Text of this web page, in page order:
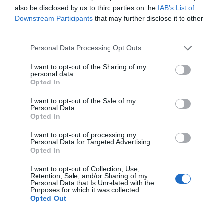
also be disclosed by us to third parties on the IAB’s List of
Downstream Participants that may further disclose it to other
Please note that this website/app uses one or more Google
not limited to your visit or usage behaviour. You may click to
grant or deny consent to Google and its third-party tags to
use your data for below specified purposes in below Google
consent section.
Personal Data Processing Opt Outs
I want to opt-out of the Sharing of my
personal data.
Opted In
I want to opt-out of the Sale of my
Personal Data.
Opted In
I want to opt-out of processing my
Personal Data for Targeted Advertising.
Opted In
I want to opt-out of Collection, Use,
Retention, Sale, and/or Sharing of my
Personal Data that Is Unrelated with the
Purposes for which it was collected.
Opted Out
#17
Jön még kép!